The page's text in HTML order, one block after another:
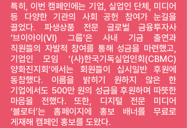
특히, 이번 캠페인에는 기업, 실업인 단체, 미디어
등 다양한 기관의 사회 공헌 참여가 눈길을
끌었다. 파생상품 전문 글로벌 금융투자사
‘브이아이(VI) 그룹’은 사내 기금 출연과
직원들의 자발적 참여를 통해 성금을 마련했고,
기업인 모임 ‘(사)한국기독실업인회(CBMC)
양화진지회’에서는 회원들이 십시일반 후원에
동참했다. 이름을 밝히기 원하지 않은 한
기업에서도 500만 원의 성금을 후원하며 따뜻한
마음을 전했다. 또한, 디지털 전문 미디어
‘블로터’는 홈페이지에 홍보 배너를 무료로
게재해 캠페인 홍보를 도왔다.